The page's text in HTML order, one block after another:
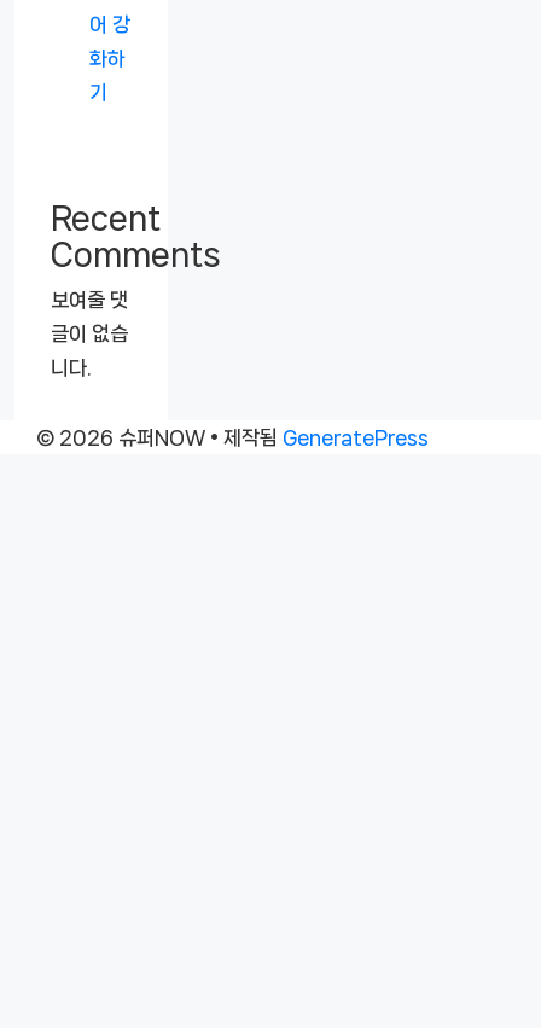
어 강
화하
기
Recent
Comments
보여줄 댓
글이 없습
니다.
© 2026 슈퍼NOW • 제작됨 GeneratePress